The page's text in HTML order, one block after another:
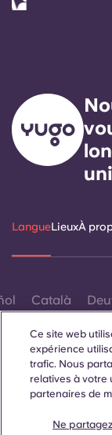
LangueLieuxÀ
Català
Ce site web
expérience
trafic. Nous
relatives à votre
partenaires de
Ne